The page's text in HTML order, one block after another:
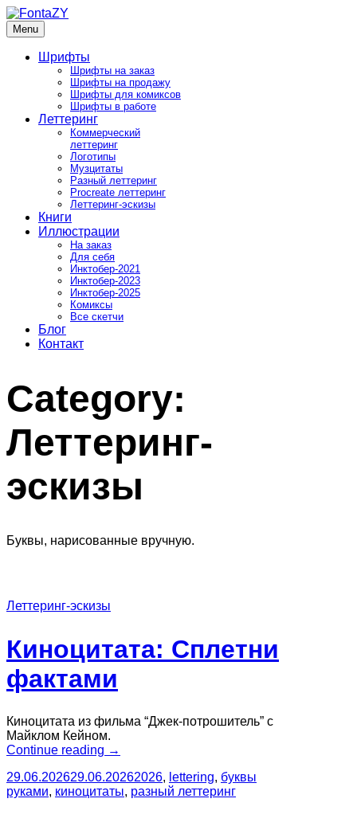
Skip
to
content
FontaZY
Fonts and pictures by Zakhar Yaschin
Menu
Шрифты
Шрифты на заказ
Шрифты на продажу
Шрифты для комиксов
Шрифты в работе
Леттеринг
Коммерческий
леттеринг
Логотипы
Музцитаты
Разный леттеринг
Procreate леттеринг
Леттеринг-эскизы
Книги
Иллюстрации
На заказ
Для себя
Инктобер-2021
Инктобер-2023
Инктобер-2025
Комиксы
Все скетчи
Блог
Контакт
Category:
Леттеринг-
эскизы
Буквы, нарисованные вручную.
Леттеринг-эскизы
Киноцитата: Сплетни
фактами
Киноцитата из фильма “Джек-потрошитель” с
Майклом Кейном.
Continue reading “Киноцитата:
фактами”
→
29.06.202629.06.20262026, lettering, буквы
руками, киноцитаты, разный леттеринг